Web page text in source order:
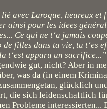
lié avec Laroque, heureux
ainsi pour les ídees
Ce qui ne t‘a jamais
de filles dans ta vie, tu t‘es
t‘est apparu un sacrifice...”
gut, nicht? Aber in
was da (in einem
glücklich
die sich leidenschaftlich
Probleme interessierten...